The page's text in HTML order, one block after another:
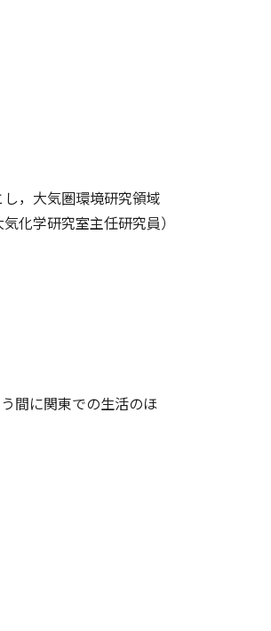
し，大気圏環境研究領域
気化学研究室主任研究員）
間に関東での生活のほ